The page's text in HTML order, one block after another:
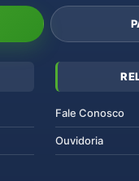
Fale Conosco
Ouvidoria